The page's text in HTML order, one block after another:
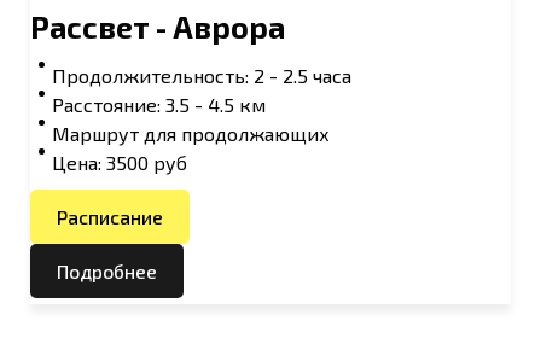
Рассвет - Аврора
Продолжительность: 2 - 2.5 часа
Расстояние: 3.5 - 4.5 км
Маршрут для продолжающих
Цена: 3500 руб
Расписание
Подробнее